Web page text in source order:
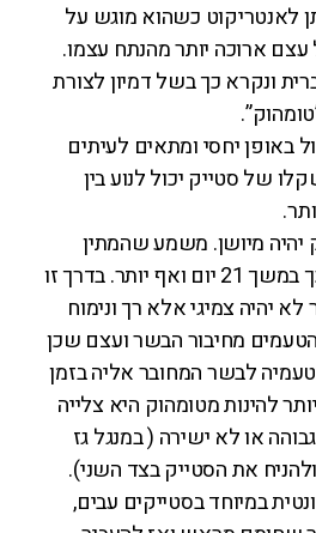
לאנטריקוט כשהוא מוגש על
ארוכה יותר מהנתח עצמו.
ונקרא כך בשל דמיון לצורת
באופן יחסי ומתאים לעיתים
של סטייק יכול לנוע בין
מיושן. משמע שהמתין
במקרר יישון ייעודי לכך במשך 21 יום ואף יותר. בדרך זו
יהיה צמיגי אלא רך ונימוח
מחיבור הבשר ועצם שכן
לבשר המחובר אליה בזמן
להינות מטומהוק היא צלייה
או לא ישירה ( במנגל גז
את הסטייק בצד השני).
במיוחד בסטייקים עבים,